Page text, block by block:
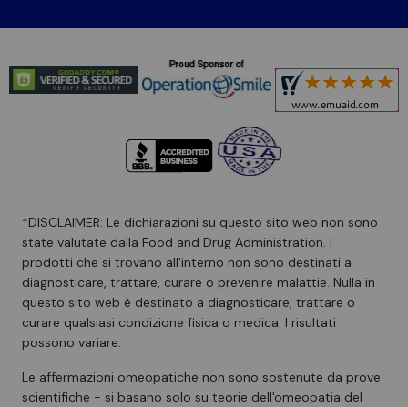
*DISCLAIMER: Le dichiarazioni su questo sito web non sono
state valutate dalla Food and Drug Administration. I
prodotti che si trovano all'interno non sono destinati a
diagnosticare, trattare, curare o prevenire malattie. Nulla in
questo sito web è destinato a diagnosticare, trattare o
curare qualsiasi condizione fisica o medica. I risultati
possono variare.
Le affermazioni omeopatiche non sono sostenute da prove
scientifiche - si basano solo su teorie dell'omeopatia del